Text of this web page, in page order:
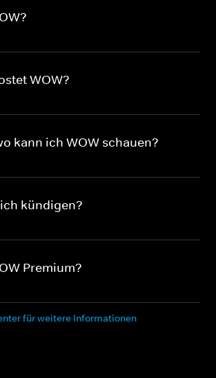
WOW?
kann ich WOW schauen?
kündigen?
Premium?
für weitere Informationen